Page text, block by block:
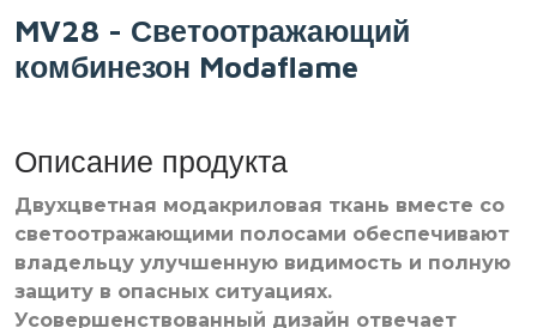
MV28 - Светоотражающий
комбинезон Modaflame
Описание продукта
Двухцветная модакриловая ткань вместе со
светоотражающими полосами обеспечивают
владельцу улучшенную видимость и полную
защиту в опасных ситуациях.
Усовершенствованный дизайн отвечает